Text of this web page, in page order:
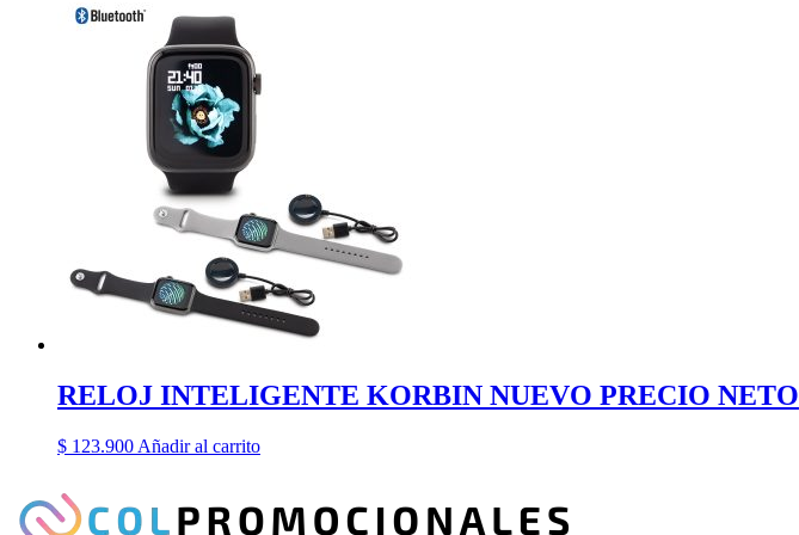
RELOJ INTELIGENTE KORBIN NUEVO PRECIO NETO
$ 123.900 Añadir al carrito